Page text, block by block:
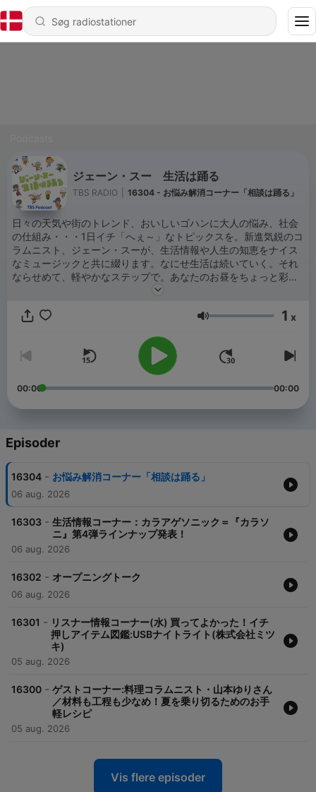
ジェーン・スー 生活は踊る
TBS RADIO 16304 - お悩み解消コーナー「相談は踊る」
日々の天気や街のトレンド、おいしいゴハンに大人の悩み、社会
の仕組み・・・1日イチ「へぇ～」なトピックスを。新進気鋭のコ
ラムニスト、ジェーン・スーが、生活情報や人生の知恵をナイス
なミュージックと共に綴ります。なにせ生活は続いていく。それ
ならせめて、軽やかなステップで。あなたのお昼をちょっと彩る
＜昼ドキ支援系ラジオ＞それが、「ジェーン・スー 生活は踊
放送中！ ■番組一部をお聴きいただけます。配信するコーナーな
https://open.spotify.com/show/1nsGZIxlY2G26R8orkg5kh
https://open.spotify.com/show/1qbmLpDnuT4hJnEDKaaRIg
https://open.spotify.com/show/2HsMS2p4IaS3kxXc0LRG4a
https://open.spotify.com/show/61DxJYmSM6Fd5Oqa3bkYEu
2020年
https://open.spotify.com/show/36zi0YAujJdll4valQVNWo 2019
年 https://open.spotify.com/show/2ANVVHcdM2Xeje3vnyb1dE
2018年
https://open.spotify.com/show/3pgovLQEeTV9GzEDnJguaq
2017年
https://open.spotify.com/show/74TDodF06zdMtN9JfdMxzg
2016年
https://open.spotify.com/show/0YyPon4Uz04O3mDDQNP47U
TBS Podcast：https://www.tbsradio.jp/podcast/
Lydstyrke 1 x
00:00 00:00
Episoder
16304 - お悩み解消コーナー「相談は踊る」
06 aug. 2026
16303 - 生活情報コーナー：カラアゲソニック＝『カラソ
ニ』第4弾ラインナップ発表！
06 aug. 2026
16302 - オープニングトーク
06 aug. 2026
16301 - リスナー情報コーナー(水) 買ってよかった！イチ
押しアイテム図鑑:USBナイトライト(株式会社ミツ
キ)
05 aug. 2026
16300 - ゲストコーナー:料理コラムニスト・山本ゆりさん
／材料も工程も少なめ！夏を乗り切るためのお手
軽レシピ
05 aug. 2026
Vis flere episoder